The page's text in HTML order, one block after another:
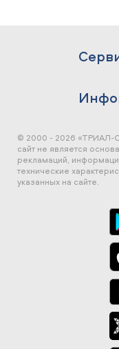
© 2000 - 2026
сайт не является
рекламаций,
технические
указанных на сайте.